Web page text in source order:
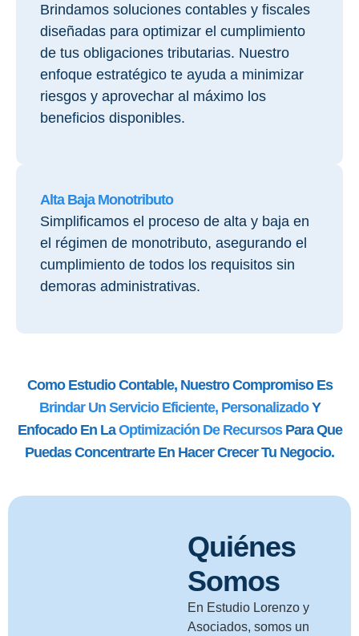
Brindamos soluciones contables y fiscales
diseñadas para optimizar el cumplimiento
de tus obligaciones tributarias. Nuestro
enfoque estratégico te ayuda a minimizar
riesgos y aprovechar al máximo los
beneficios disponibles.
Alta Baja Monotributo
Simplificamos el proceso de alta y baja en
el régimen de monotributo, asegurando el
cumplimiento de todos los requisitos sin
demoras administrativas.
Como Estudio Contable, Nuestro Compromiso Es
Brindar Un Servicio Eficiente, PersonalizadoY
Enfocado En LaOptimización De RecursosPara Que
Puedas Concentrarte En Hacer Crecer Tu Negocio.
Quiénes
Somos
En Estudio Lorenzo y
Asociados, somos un